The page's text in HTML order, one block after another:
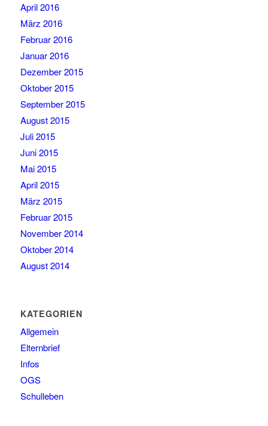
April 2016
März 2016
Februar 2016
Januar 2016
Dezember 2015
Oktober 2015
September 2015
August 2015
Juli 2015
Juni 2015
Mai 2015
April 2015
März 2015
Februar 2015
November 2014
Oktober 2014
August 2014
KATEGORIEN
Allgemein
Elternbrief
Infos
OGS
Schulleben